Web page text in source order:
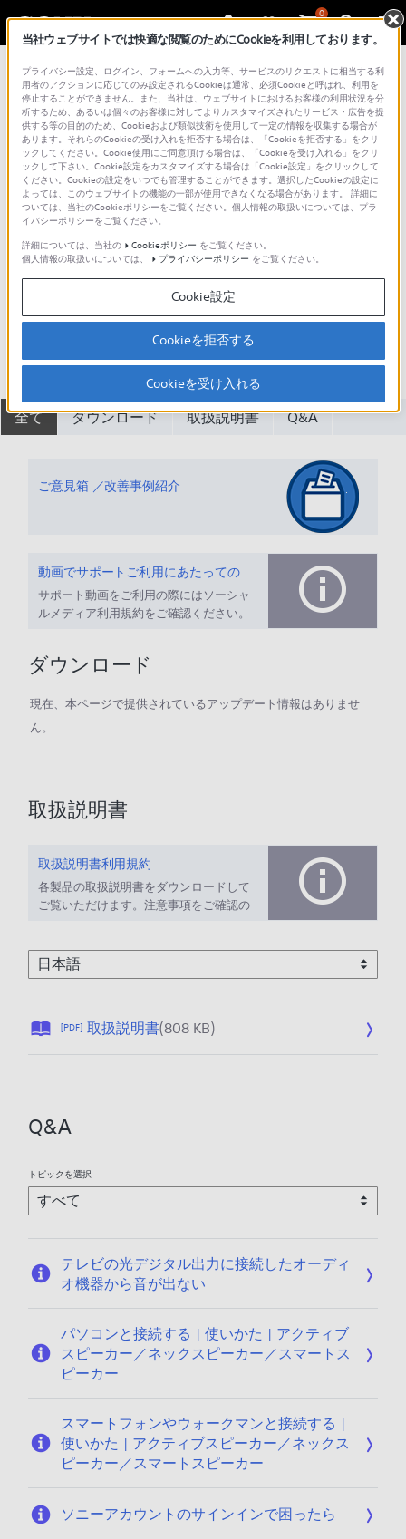
0
総合サポート・お問い合わせ スピーカーシステム
SA-NA9ES
全て ダウンロード 取扱説明書 Q&A
ご意見箱 ／改善事例紹介
動画でサポートご利用にあたってのお願い
サポート動画をご利用の際にはソーシャ
ルメディア利用規約をご確認ください。
ダウンロード
現在、本ページで提供されているアップデート情報はありませ
ん。
取扱説明書
取扱説明書利用規約
各製品の取扱説明書をダウンロードして
ご覧いただけます。注意事項をご確認の
[PDF] 取扱説明書(808 KB)公
/
0
Q&A
トピックを選択
テレビの光デジタル出力に接続したオーディ
オ機器から音が出ない
パソコンと接続する | 使いかた | アクティブ
スピーカー／ネックスピーカー／スマートス
ピーカー
スマートフォンやウォークマンと接続する |
使いかた | アクティブスピーカー／ネックス
ピーカー／スマートスピーカー
ソニーアカウントのサインインで困ったら
当社ウェブサイトでは快適な閲覧のためにCookieを利用しております。
プライバシー設定、ログイン、フォームへの入力等、サービスのリクエストに相当する利
用者のアクションに応じてのみ設定されるCookieは通常、必須Cookieと呼ばれ、利用を
停止することができません。また、当社は、ウェブサイトにおけるお客様の利用状況を分
析するため、あるいは個々のお客様に対してよりカスタマイズされたサービス・広告を提
供する等の目的のため、Cookieおよび類似技術を使用して一定の情報を収集する場合が
あります。それらのCookieの受け入れを拒否する場合は、「Cookieを拒否する」をクリ
ックしてください。Cookie使用にご同意頂ける場合は、「Cookieを受け入れる」をクリ
ックして下さい。Cookie設定をカスタマイズする場合は「Cookie設定」をクリックして
ください。Cookieの設定をいつでも管理することができます。選択したCookieの設定に
よっては、このウェブサイトの機能の一部が使用できなくなる場合があります。 詳細に
ついては、当社のCookieポリシーをご覧ください。個人情報の取扱いについては、プラ
イバシーポリシーをご覧ください。
詳細については、当社の
Cookieポリシー をご覧ください。
個人情報の取扱いについては、
プライバシーポリシー をご覧ください。
Cookie設定
Cookieを拒否する
Cookieを受け入れる